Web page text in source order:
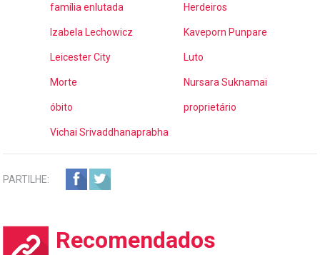
família enlutada Herdeiros
Izabela Lechowicz Kaveporn Punpare
Leicester City Luto
Morte Nursara Suknamai
óbito proprietário
Vichai Srivaddhanaprabha
PARTILHE:
Recomendados